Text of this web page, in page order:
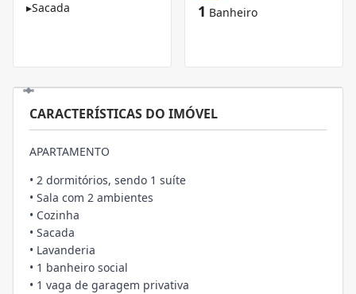
▸Sacada 1 Banheiro
CARACTERÍSTICAS DO IMÓVEL
APARTAMENTO
• 2 dormitórios, sendo 1 suíte
• Sala com 2 ambientes
• Cozinha
• Sacada
• Lavanderia
• 1 banheiro social
• 1 vaga de garagem privativa